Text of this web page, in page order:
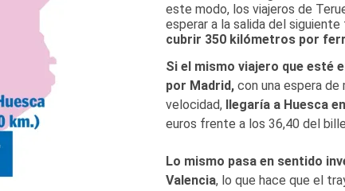
este modo, los viajeros de
esperar a la salida del
cubrir 350 kilómetros por
Si el mismo viajero que esté
por Madrid, con una espera de
velocidad, llegaría a Huesca
euros frente a los 36,40 del
Lo mismo pasa en sentido
Valencia, lo que hace que el